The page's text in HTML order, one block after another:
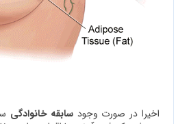
اخیرا در صورت وجود سابقه خانوادگی